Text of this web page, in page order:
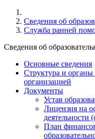
Cведения об
Служба ранней
Cведения об
Основные сведения
Структура и органы
организацией
Документы
Устав
Лицензия на
деятельности
План